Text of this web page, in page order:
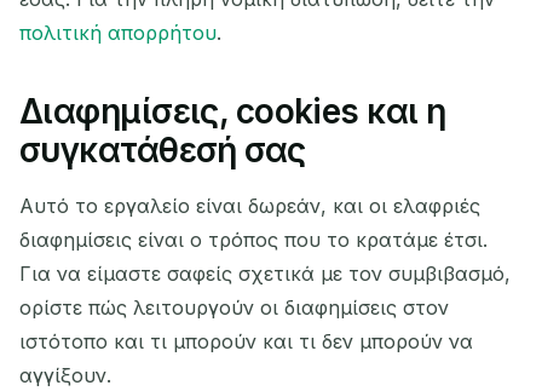
πολιτική απορρήτου.
Διαφημίσεις, cookies και η
συγκατάθεσή σας
Αυτό το εργαλείο είναι δωρεάν, και οι ελαφριές
διαφημίσεις είναι ο τρόπος που το κρατάμε έτσι.
Για να είμαστε σαφείς σχετικά με τον συμβιβασμό,
ορίστε πώς λειτουργούν οι διαφημίσεις στον
ιστότοπο και τι μπορούν και τι δεν μπορούν να
αγγίξουν.